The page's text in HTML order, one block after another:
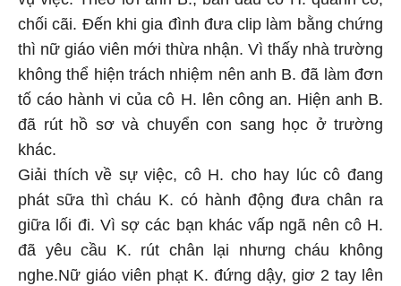
chối cãi. Đến khi gia đình đưa clip làm bằng chứng
thì nữ giáo viên mới thừa nhận. Vì thấy nhà trường
không thể hiện trách nhiệm nên anh B. đã làm đơn
tố cáo hành vi của cô H. lên công an. Hiện anh B.
đã rút hồ sơ và chuyển con sang học ở trường
khác.
Giải thích về sự việc, cô H. cho hay lúc cô đang
phát sữa thì cháu K. có hành động đưa chân ra
giữa lối đi. Vì sợ các bạn khác vấp ngã nên cô H.
đã yêu cầu K. rút chân lại nhưng cháu không
nghe.Nữ giáo viên phạt K. đứng dậy, giơ 2 tay lên